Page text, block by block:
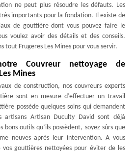
ne peut plus résoudre les défauts. Les
importants pour la fondation. Il existe de
de gouttière dont vous pouvez faire le
voulez avoir des détails et des conseils.
tout Frugeres Les Mines pour vous servir.
Couvreur nettoyage de
Mines
de construction, nos couvreurs experts
sont en mesure d’effectuer un travail
possède quelques soins qui demandent
artisans Artisan Duculty David sont déjà
bons outils qu’ils possèdent, soyez sûrs que
neuves après leur intervention. A vous
gouttières nettoyées pour éviter de les